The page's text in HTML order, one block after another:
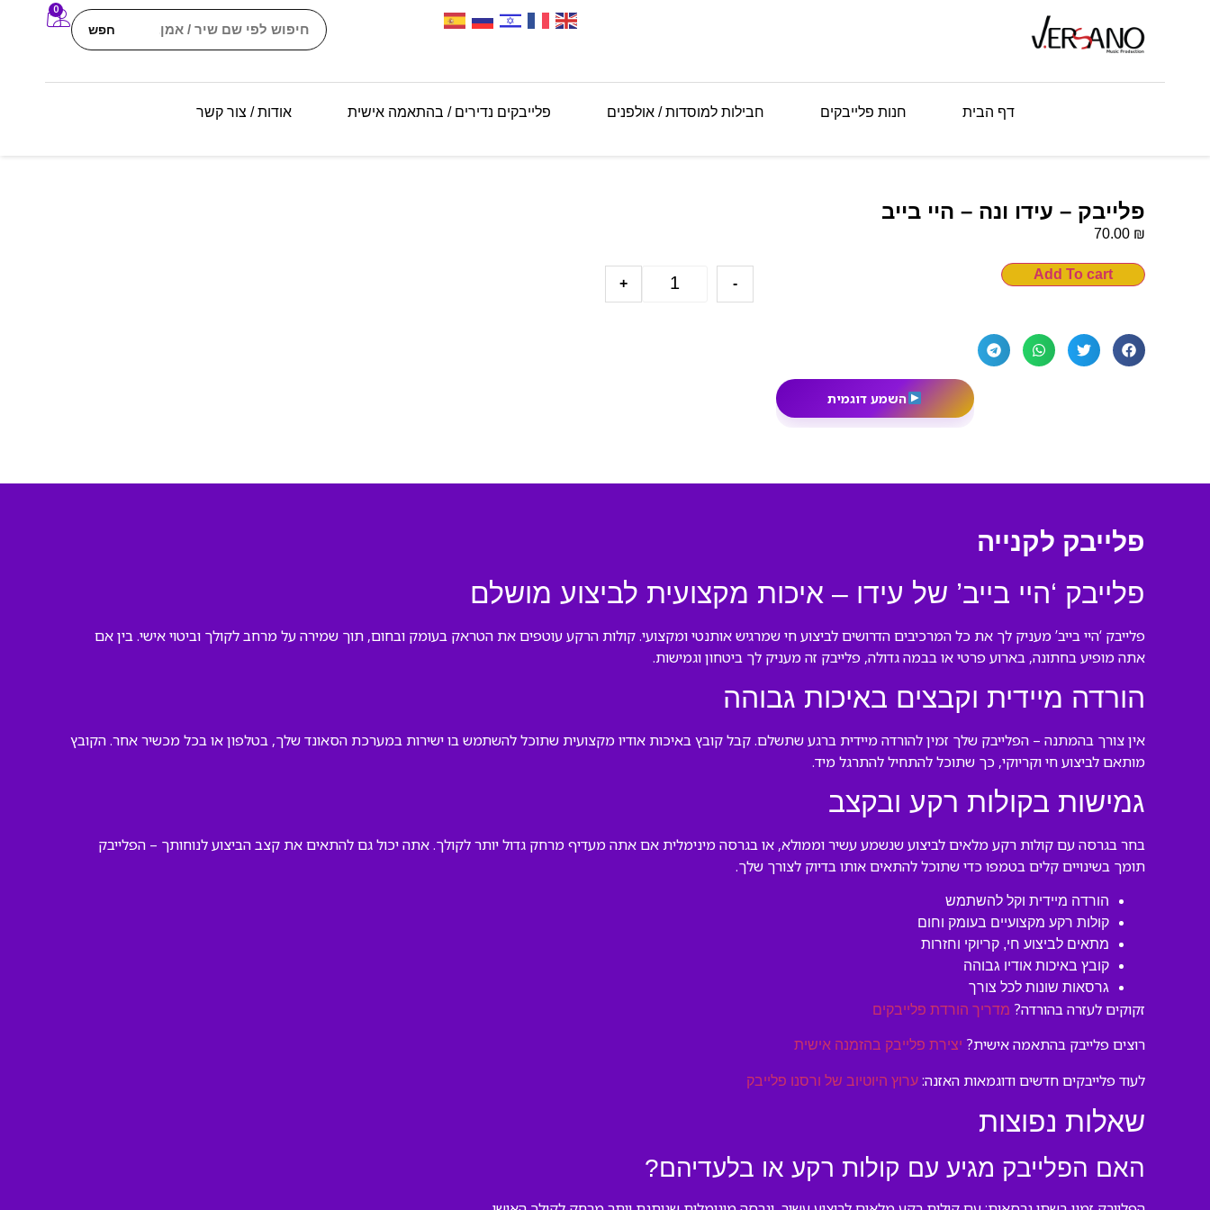
חפש
0
דף הבית חנות פלייבקים חבילות למוסדות / אולפנים פלייבקים נדירים / בהתאמה אישית אודות / צור קשר
פלייבק – עידו ונה – היי בייב
70.00 ₪
-
+
Add To cart
השמע דוגמית
פלייבק לקנייה
פלייבק ‘היי בייב’ של עידו – איכות מקצועית לביצוע מושלם
פלייבק ‘היי בייב’ מעניק לך את כל המרכיבים הדרושים לביצוע חי שמרגיש אותנטי ומקצועי. קולות הרקע עוטפים את הטראק בעומק ובחום, תוך שמירה על מרחב לקולך וביטוי אישי. בין אם
אתה מופיע בחתונה, בארוע פרטי או בבמה גדולה, פלייבק זה מעניק לך ביטחון וגמישות.
הורדה מיידית וקבצים באיכות גבוהה
אין צורך בהמתנה – הפלייבק שלך זמין להורדה מיידית ברגע שתשלם. קבל קובץ באיכות אודיו מקצועית שתוכל להשתמש בו ישירות במערכת הסאונד שלך, בטלפון או בכל מכשיר אחר. הקובץ
מותאם לביצוע חי וקריוקי, כך שתוכל להתחיל להתרגל מיד.
גמישות בקולות רקע ובקצב
בחר בגרסה עם קולות רקע מלאים לביצוע שנשמע עשיר וממולא, או בגרסה מינימלית אם אתה מעדיף מרחק גדול יותר לקולך. אתה יכול גם להתאים את קצב הביצוע לנוחותך – הפלייבק
תומך בשינויים קלים בטמפו כדי שתוכל להתאים אותו בדיוק לצורך שלך.
הורדה מיידית וקל להשתמש
קולות רקע מקצועיים בעומק וחום
מתאים לביצוע חי, קריוקי וחזרות
קובץ באיכות אודיו גבוהה
גרסאות שונות לכל צורך
זקוקים לעזרה בהורדה? מדריך הורדת פלייבקים
רוצים פלייבק בהתאמה אישית? יצירת פלייבק בהזמנה אישית
לעוד פלייבקים חדשים ודוגמאות האזנה: ערוץ היוטיוב של ורסנו פלייבק
שאלות נפוצות
האם הפלייבק מגיע עם קולות רקע או בלעדיהם?